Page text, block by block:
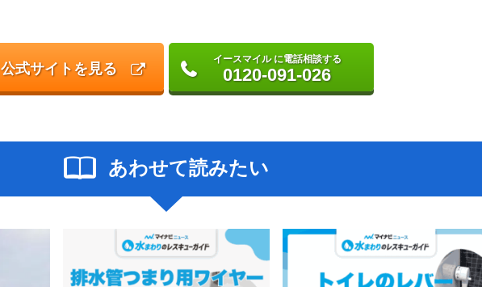
公式サイトを見る
イースマイル に電話相談する
0120-091-026
あわせて読みたい